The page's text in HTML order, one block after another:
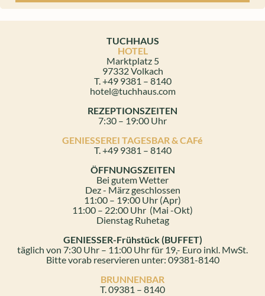
TUCHHAUS
HOTEL
Marktplatz 5
97332 Volkach
T. +49 9381 – 8140
hotel@tuchhaus.com
REZEPTIONSZEITEN
7:30 – 19:00 Uhr
GENIESSEREI TAGESBAR & CAFé
T. +49 9381 – 8140
ÖFFNUNGSZEITEN
Bei gutem Wetter
Dez - März geschlossen
11:00 – 19:00 Uhr (Apr)
11:00 – 22:00 Uhr (Mai -Okt)
Dienstag Ruhetag
GENIESSER-Frühstück (BUFFET)
täglich von 7:30 Uhr – 11:00 Uhr für 19,- Euro inkl. MwSt.
Bitte vorab reservieren unter: 09381-8140
BRUNNENBAR
T. 09381 – 8140